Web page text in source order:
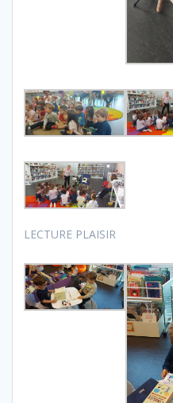
LECTURE PLAISIR